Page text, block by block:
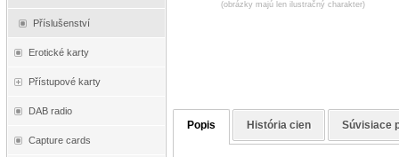
Příslušenství
Erotické karty
Přístupové karty
DAB radio
Capture cards
(obrázky majú len ilustračný charakter)
Popis História cien Súvisiace